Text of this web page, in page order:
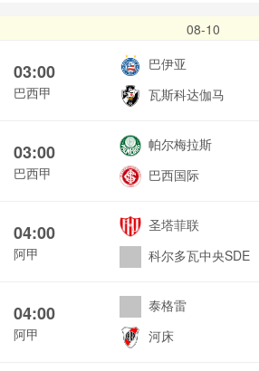
08-10
03:00
巴西甲
巴伊亚
瓦斯科达伽马
03:00
巴西甲
帕尔梅拉斯
巴西国际
04:00
阿甲
圣塔菲联
科尔多瓦中央SDE
04:00
阿甲
泰格雷
河床